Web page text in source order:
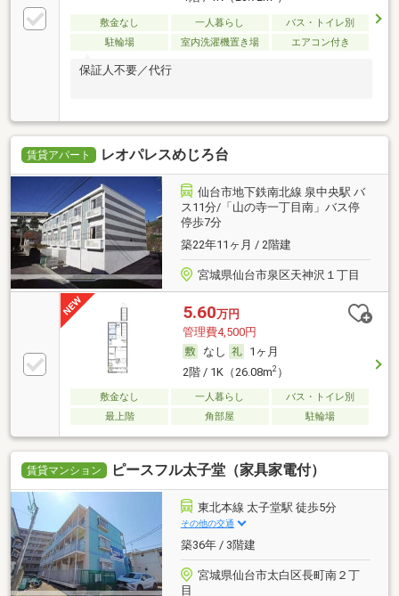
敷金なし 一人暮らし
バス・トイレ別
駐輪場
室内洗濯機置き場 エアコン付き
保証人不要／代行
賃貸アパート レオパレスめじろ台
仙台市地下鉄南北線 泉中央駅 バ
ス11分/「山の寺一丁目南」バス停
停歩7分
築22年11ヶ月 / 2階建
宮城県仙台市泉区天神沢１丁目
5.60万円
管理費4,500円
なし
1ヶ月
2階 / 1K（26.08m2）
敷金なし 一人暮らし
バス・トイレ別
最上階
角部屋 駐輪場
賃貸マンション ピースフル太子堂（家具家電付）
東北本線 太子堂駅 徒歩5分
その他の交通
築36年 / 3階建
宮城県仙台市太白区長町南２丁
目